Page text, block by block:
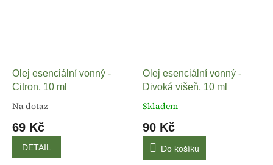
Olej esenciální vonný -
Citron, 10 ml
Na dotaz
69 Kč
DETAIL
Olej esenciální vonný -
Divoká višeň, 10 ml
Skladem
90 Kč
Do košíku